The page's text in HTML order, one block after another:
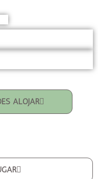
ALOJAR